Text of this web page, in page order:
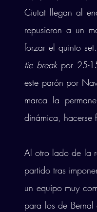
Ciutat llegan al
repusieron a un
tie break por 25-
este parón por
marca la
dinámica, hacerse
Al otro lado de la
partido tras
un equipo muy
para los de